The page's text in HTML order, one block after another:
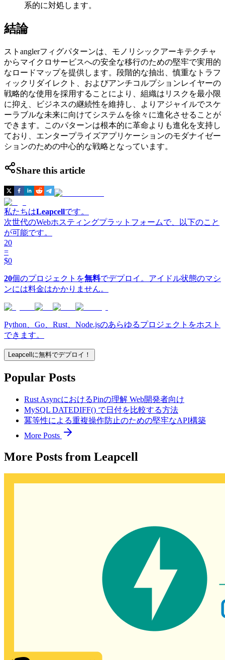
系的に対処します。
結論
ストanglerフィグパターンは、モノリシックアーキテクチャ
からマイクロサービスへの安全な移行のための堅牢で実用的
なロードマップを提供します。段階的な抽出、慎重なトラフ
ィックリダイレクト、およびアンチコルプションレイヤーの
戦略的な使用を採用することにより、組織はリスクを最小限
に抑え、ビジネスの継続性を維持し、よりアジャイルでスケ
ーラブルな未来に向けてシステムを徐々に進化させることが
できます。このパターンは根本的に革命よりも進化を支持し
ており、エンタープライズアプリケーションのモダナイゼー
ションのための中心的な戦略となっています。
Share this article
私たちはLeapcellです。
次世代のWebホスティングプラットフォームで、以下のこと
が可能です。
20
=
$0
20個のプロジェクトを無料でデプロイ。アイドル状態のマシ
ンには料金はかかりません。
Python、Go、Rust、Node.jsのあらゆるプロジェクトをホスト
できます。
Leapcellに無料でデプロイ！
Popular Posts
Rust AsyncにおけるPinの理解 Web開発者向け
MySQL DATEDIFF() で日付を比較する方法
冪等性による重複操作防止のための堅牢なAPI構築
More Posts
More Posts from Leapcell